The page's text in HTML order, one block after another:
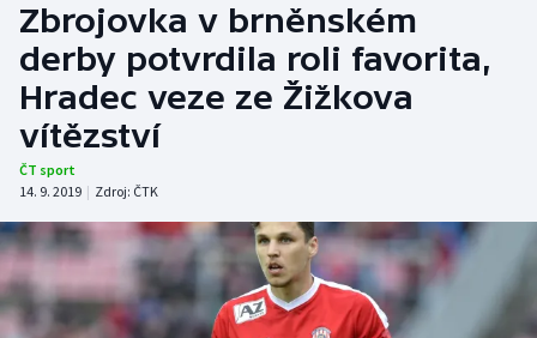
Hokej
Tenis
Atletika
DALŠÍ SPORTY
Americký fotbal
NEPŘEHLÉDNĚTE
Zbrojovka v brněnském
derby potvrdila roli favorita,
Hradec veze ze Žižkova
vítězství
ČT sport
14. 9. 2019 | Zdroj: ČTK